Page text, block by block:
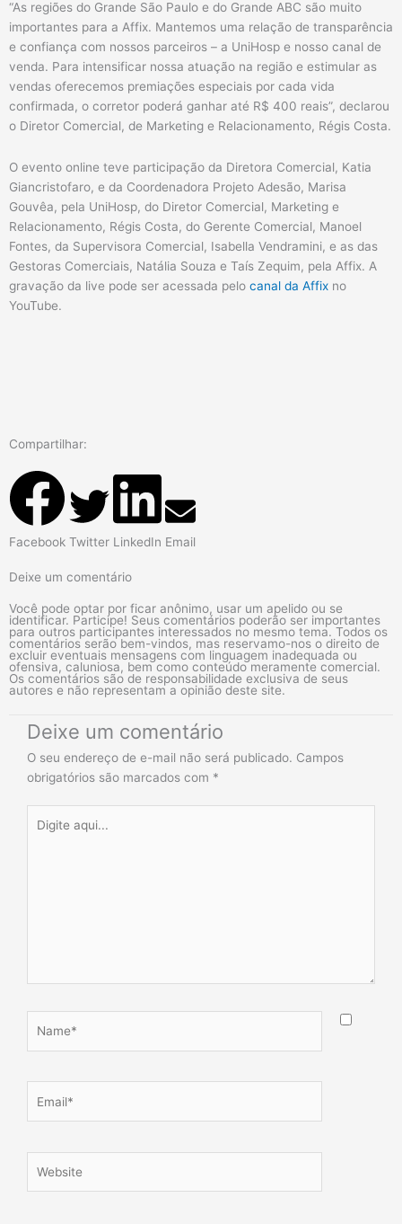
“As regiões do Grande São Paulo e do Grande ABC são muito
importantes para a Affix. Mantemos uma relação de transparência
e confiança com nossos parceiros – a UniHosp e nosso canal de
venda. Para intensificar nossa atuação na região e estimular as
vendas oferecemos premiações especiais por cada vida
confirmada, o corretor poderá ganhar até R$ 400 reais”, declarou
o Diretor Comercial, de Marketing e Relacionamento, Régis Costa.
O evento online teve participação da Diretora Comercial, Katia
Giancristofaro, e da Coordenadora Projeto Adesão, Marisa
Gouvêa, pela UniHosp, do Diretor Comercial, Marketing e
Relacionamento, Régis Costa, do Gerente Comercial, Manoel
Fontes, da Supervisora Comercial, Isabella Vendramini, e as das
Gestoras Comerciais, Natália Souza e Taís Zequim, pela Affix. A
gravação da live pode ser acessada pelo canal da Affix no
YouTube.
Compartilhar:
Facebook Twitter LinkedIn Email
Deixe um comentário
Você pode optar por ficar anônimo, usar um apelido ou se
identificar. Participe! Seus comentários poderão ser importantes
para outros participantes interessados no mesmo tema. Todos os
comentários serão bem-vindos, mas reservamo-nos o direito de
excluir eventuais mensagens com linguagem inadequada ou
ofensiva, caluniosa, bem como conteúdo meramente comercial.
Os comentários são de responsabilidade exclusiva de seus
autores e não representam a opinião deste site.
Deixe um comentário
O seu endereço de e-mail não será publicado. Campos
obrigatórios são marcados com *
aqui...